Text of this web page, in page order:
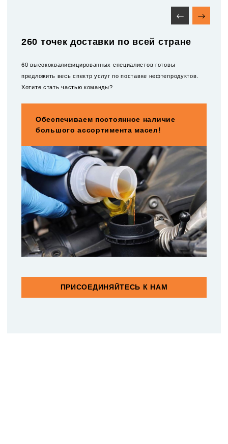
260 точек доставки по всей стране
60 высококвалифицированных специалистов готовы
предложить весь спектр услуг по поставке нефтепродуктов.
Хотите стать частью команды?
Обеспечиваем постоянное наличие
большого ассортимента масел!
ПРИСОЕДИНЯЙТЕСЬ К НАМ